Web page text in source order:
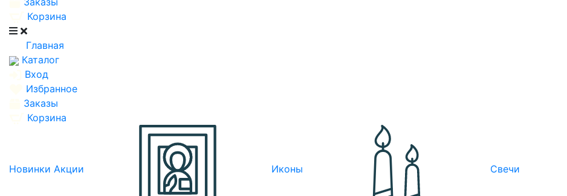
Корзина
Главная
Каталог
Вход
Избранное
Заказы
Корзина
Новинки Акции Иконы Свечи